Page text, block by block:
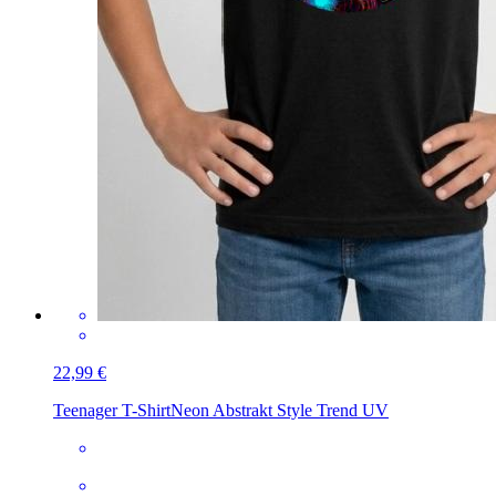
22,99 €
Teenager T-ShirtNeon Abstrakt Style Trend UV